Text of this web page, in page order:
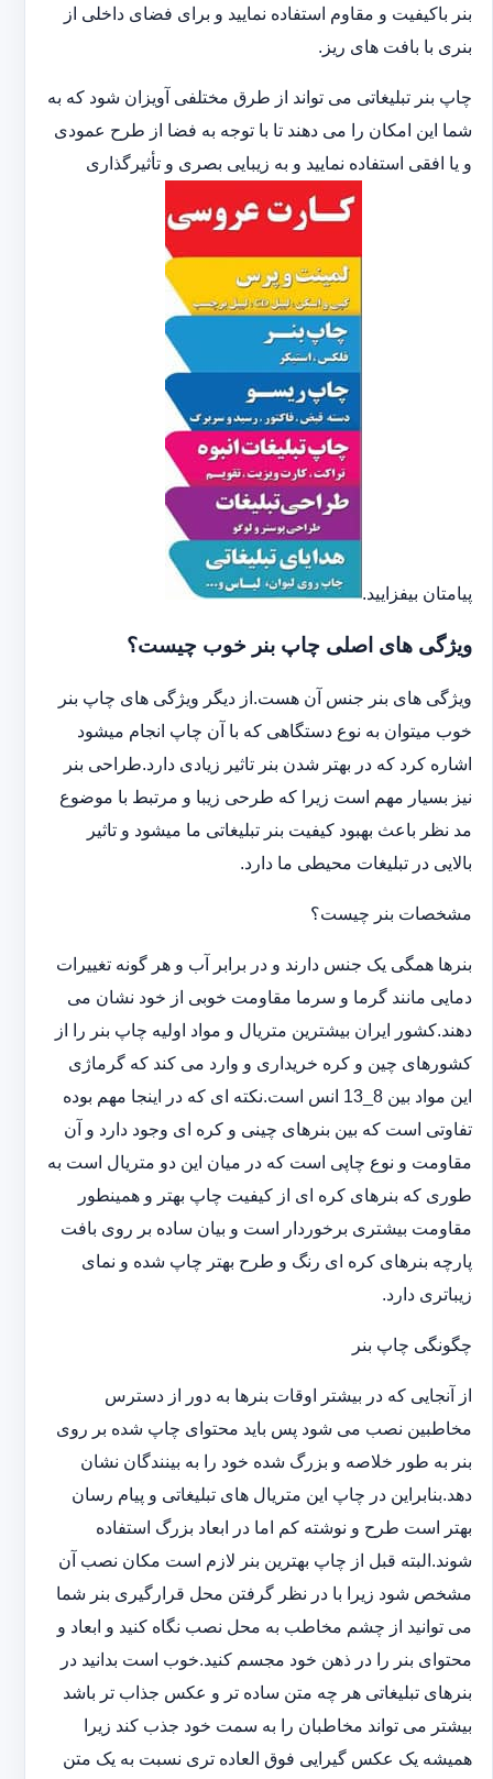
بنر باکیفیت و مقاوم استفاده نمایید و برای فضای داخلی از
بنری با بافت های ریز.
چاپ بنر تبلیغاتی می تواند از طرق مختلفی آویزان شود که به
شما این امکان را می دهند تا با توجه به فضا از طرح عمودی
و یا افقی استفاده نمایید و به زیبایی بصری و تأثیرگذاری
پیامتان بیفزایید.
ویژگی های اصلی چاپ بنر خوب چیست؟
ویژگی های بنر جنس آن هست.از دیگر ویژگی های چاپ بنر
خوب میتوان به نوع دستگاهی که با آن چاپ انجام میشود
اشاره کرد که در بهتر شدن بنر تاثیر زیادی دارد.طراحی بنر
نیز بسیار مهم است زیرا که طرحی زیبا و مرتبط با موضوع
مد نظر باعث بهبود کیفیت بنر تبلیغاتی ما میشود و تاثیر
بالایی در تبلیغات محیطی ما دارد.
مشخصات بنر چیست؟
بنرها همگی یک جنس دارند و در برابر آب و هر گونه تغییرات
دمایی مانند گرما و سرما مقاومت خوبی از خود نشان می
دهند.کشور ایران بیشترین متریال و مواد اولیه چاپ بنر را از
کشورهای چین و کره خریداری و وارد می کند که گرماژی
این مواد بین 8_13 انس است.نکته ای که در اینجا مهم بوده
تفاوتی است که بین بنرهای چینی و کره ای وجود دارد و آن
مقاومت و نوع چاپی است که در میان این دو متریال است به
طوری که بنرهای کره ای از کیفیت چاپ بهتر و همینطور
مقاومت بیشتری برخوردار است و بیان ساده بر روی بافت
پارچه بنرهای کره ای رنگ و طرح بهتر چاپ شده و نمای
زیباتری دارد.
چگونگی چاپ بنر
از آنجایی که در بیشتر اوقات بنرها به دور از دسترس
مخاطبین نصب می شود پس باید محتوای چاپ شده بر روی
بنر به طور خلاصه و بزرگ شده خود را به بینندگان نشان
دهد.بنابراین در چاپ این متریال های تبلیغاتی و پیام رسان
بهتر است طرح و نوشته کم اما در ابعاد بزرگ استفاده
شوند.البته قبل از چاپ بهترین بنر لازم است مکان نصب آن
مشخص شود زیرا با در نظر گرفتن محل قرارگیری بنر شما
می توانید از چشم مخاطب به محل نصب نگاه کنید و ابعاد و
محتوای بنر را در ذهن خود مجسم کنید.خوب است بدانید در
بنرهای تبلیغاتی هر چه متن ساده تر و عکس جذاب تر باشد
بیشتر می تواند مخاطبان را به سمت خود جذب کند زیرا
همیشه یک عکس گیرایی فوق العاده تری نسبت به یک متن